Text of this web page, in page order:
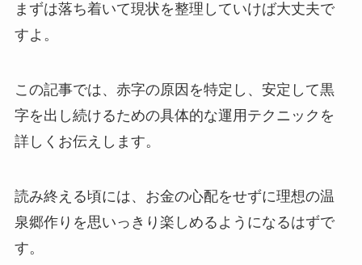
まずは落ち着いて現状を整理していけば大丈夫で
すよ。
この記事では、赤字の原因を特定し、安定して黒
字を出し続けるための具体的な運用テクニックを
詳しくお伝えします。
読み終える頃には、お金の心配をせずに理想の温
泉郷作りを思いっきり楽しめるようになるはずで
す。